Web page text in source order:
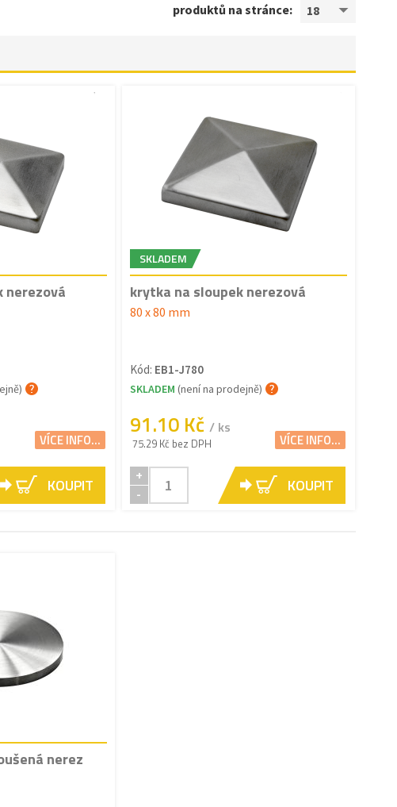
produktů na stránce: 18
nerezová
VÍCE INFO...
KOUPIT
SKLADEM
krytka na sloupek nerezová
80 x 80 mm
Kód: EB1-J780
SKLADEM (není na prodejně)
91.10 Kč / ks
75.29 Kč bez DPH VÍCE INFO...
+
-
KOUPIT
nerez